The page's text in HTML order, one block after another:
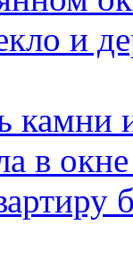
и
камни
в